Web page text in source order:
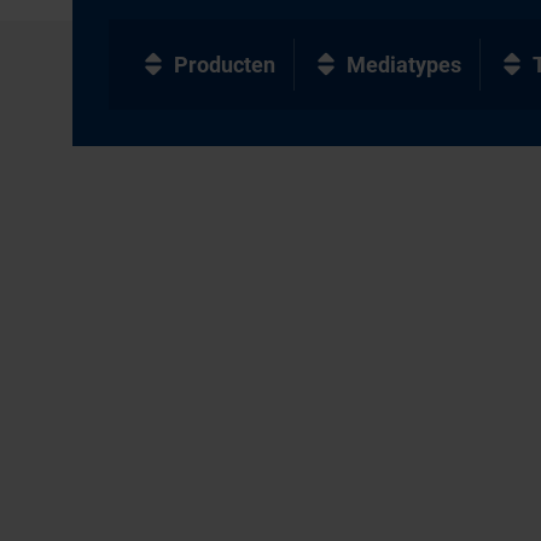
Producten Mediatypes